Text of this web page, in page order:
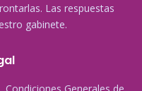
Las respuestas
gabinete.